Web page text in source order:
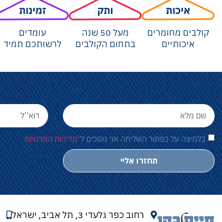
קולבים מחומרים
איכותיים
מעל 50 שנה
בתחום הקולבים
עומדים
לרשותכם תמיד
בלחיצה על כפתור השליחה אני מסכים ל־מדיניות הפרטיות
תחזרו אליי
רחוב כפר גלעדי 3, תל אביב, ישראל